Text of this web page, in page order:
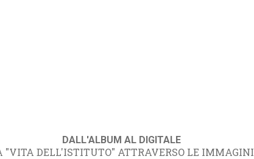
DALL'ALBUM AL DIGITALE
"VITA DELL'ISTITUTO" ATTRAVERSO LE IMMAGINI